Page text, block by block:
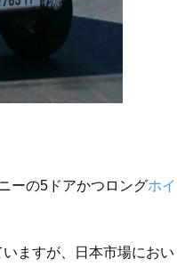
ーの5ドアかつロングホイ
ますが、日本市場におい